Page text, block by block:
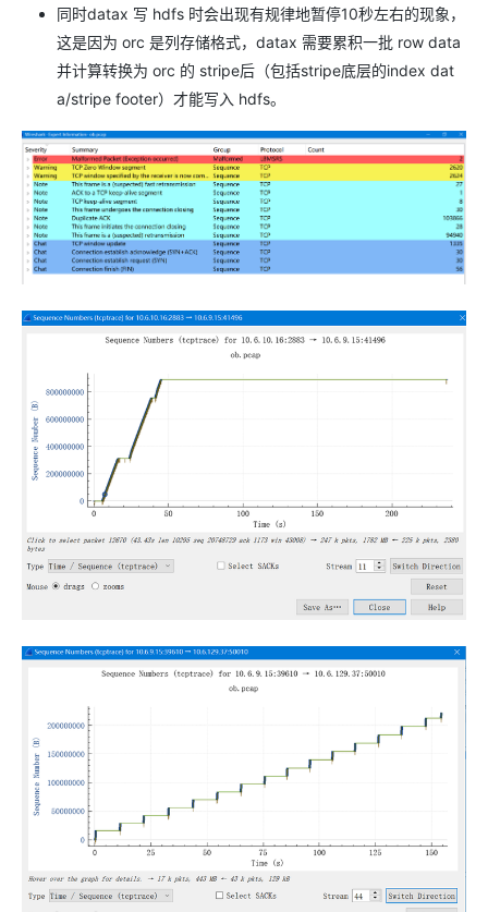
同时datax 写 hdfs 时会出现有规律地暂停10秒左右的现象，
这是因为 orc 是列存储格式，datax 需要累积一批 row data
并计算转换为 orc 的 stripe后（包括stripe底层的index dat
a/stripe footer）才能写入 hdfs。